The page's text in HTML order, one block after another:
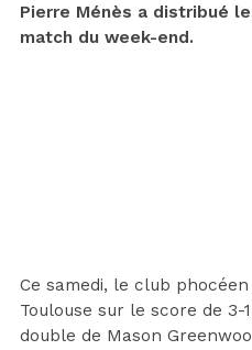
Pierre Ménès a distribué
match du week-end.
Ce samedi, le club
Toulouse sur le score de 3-
double de Mason